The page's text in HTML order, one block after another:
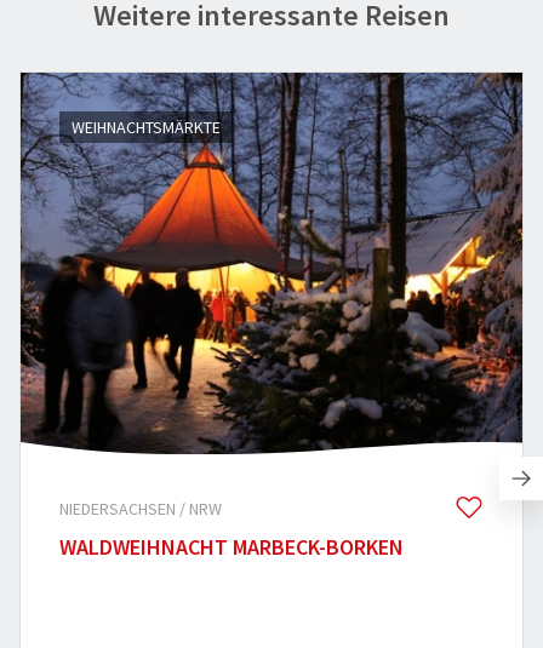
Weitere interessante Reisen
WEIHNACHTSMÄRKTE
NIEDERSACHSEN / NRW
WALDWEIHNACHT MARBECK-BORKEN